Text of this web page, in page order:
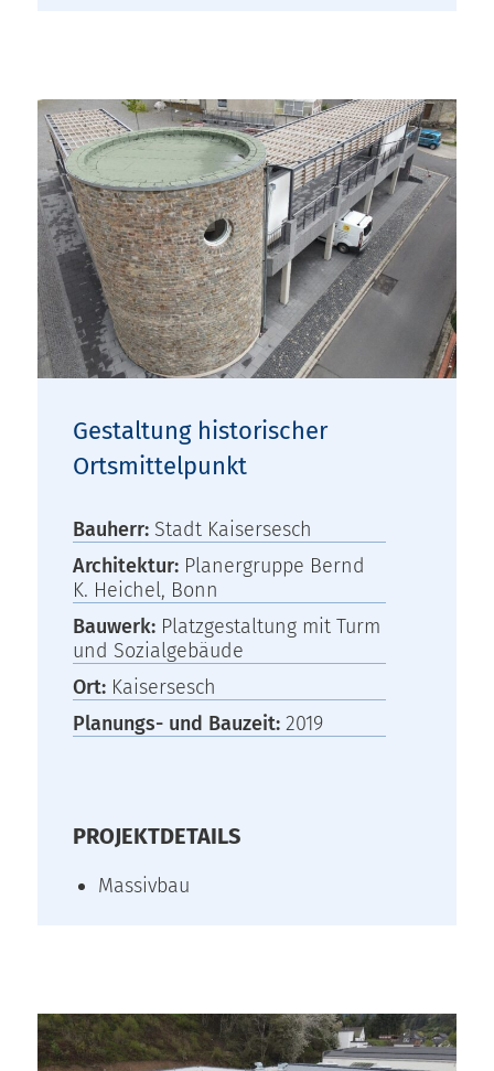
Gestaltung historischer
Ortsmittelpunkt
Bauherr: Stadt Kaisersesch
Architektur: Planergruppe Bernd
K. Heichel, Bonn
Bauwerk: Platzgestaltung mit Turm
und Sozialgebäude
Ort: Kaisersesch
Planungs- und Bauzeit:2019
PROJEKTDETAILS
Massivbau